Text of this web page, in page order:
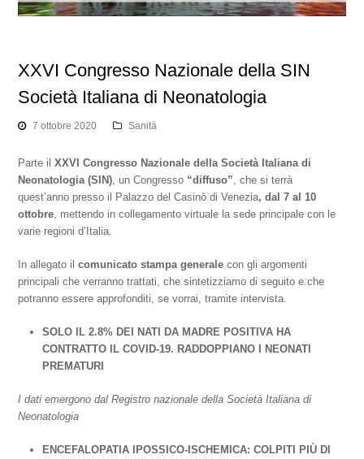
XXVI Congresso Nazionale della SIN
Società Italiana di Neonatologia
7 ottobre 2020 Sanità
Parte ilXXVI Congresso Nazionale della Società Italiana di
Neonatologia (SIN) , un Congresso “diffuso” , che si terrà
quest’anno presso il Palazzo del Casinò di Venezia, dal 7 al 10
ottobre , mettendo in collegamento virtuale la sede principale con le
varie regioni d’Italia.
In allegato ilcomunicato stampa generale con gli argomenti
principali che verranno trattati, che sintetizziamo di seguito e che
potranno essere approfonditi, se vorrai, tramite intervista.
SOLO IL 2.8% DEI NATI DA MADRE POSITIVA HA
CONTRATTO IL COVID-19. RADDOPPIANO I NEONATI
PREMATURI
I dati emergono dal Registro nazionale della Società Italiana di
Neonatologia
ENCEFALOPATIA IPOSSICO-ISCHEMICA: COLPITI PIÙ DI